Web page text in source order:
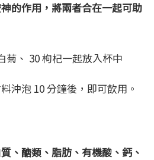
的作用，將兩者合在一起可助
菊、 30 枸杞一起放入杯中
沖泡 10 分鐘後，即可飲用。
、醣類、脂肪、有機酸、鈣、